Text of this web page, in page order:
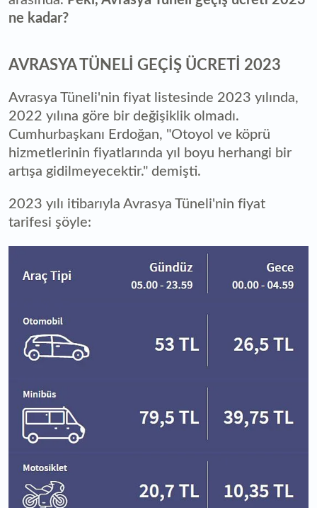
ne kadar?
AVRASYA TÜNELİ GEÇİŞ ÜCRETİ 2023
Avrasya Tüneli'nin fiyat listesinde 2023 yılında,
2022 yılına göre bir değişiklik olmadı.
Cumhurbaşkanı Erdoğan, "Otoyol ve köprü
hizmetlerinin fiyatlarında yıl boyu herhangi bir
artışa gidilmeyecektir." demişti.
2023 yılı itibarıyla Avrasya Tüneli'nin fiyat
tarifesi şöyle: